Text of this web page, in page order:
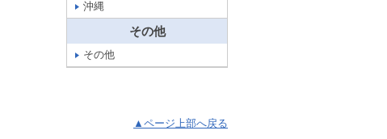
沖縄
その他
その他
▲ページ上部へ戻る